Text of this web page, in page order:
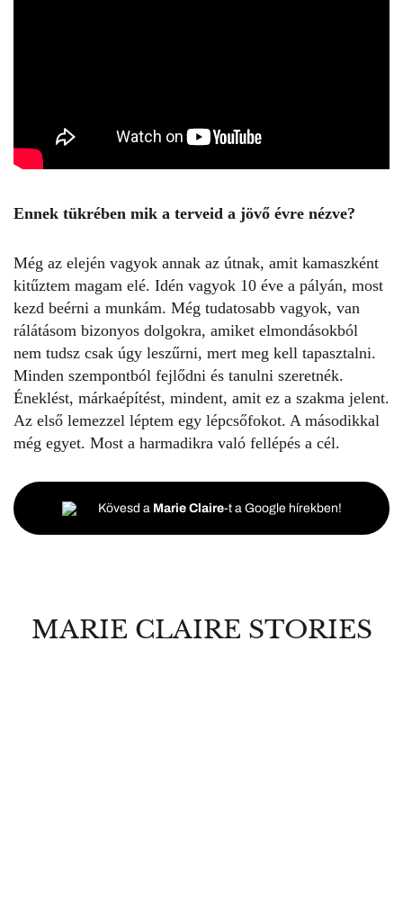
Ennek tükrében mik a terveid a jövő évre nézve?
Még az elején vagyok annak az útnak, amit kamaszként
kitűztem magam elé. Idén vagyok 10 éve a pályán, most
kezd beérni a munkám. Még tudatosabb vagyok, van
rálátásom bizonyos dolgokra, amiket elmondásokból
nem tudsz csak úgy leszűrni, mert meg kell tapasztalni.
Minden szempontból fejlődni és tanulni szeretnék.
Éneklést, márkaépítést, mindent, amit ez a szakma jelent.
Az első lemezzel léptem egy lépcsőfokot. A másodikkal
még egyet. Most a harmadikra való fellépés a cél.
Kövesd a Marie Claire-t a Google hírekben!
MARIE CLAIRE STORIES